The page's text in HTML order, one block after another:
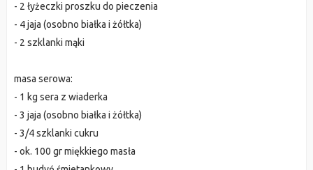
- 2 łyżeczki proszku do pieczenia
- 4 jaja (osobno białka i żółtka)
- 2 szklanki mąki
masa serowa:
- 1 kg sera z wiaderka
- 3 jaja (osobno białka i żółtka)
- 3/4 szklanki cukru
- ok. 100 gr miękkiego masła